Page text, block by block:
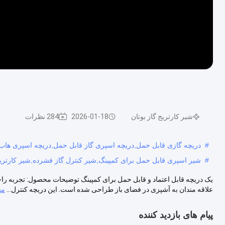
شیر کارتریج گاز بوتان 2026-01-18 284 نظرات
# دریچه گازی قابل حمل,دریچه اسپری گاز قابل حمل,دریچه اسپری
# شیر اسپری قابل حمل برای کمپینگ,شیر کنترل گاز فشرده,شیر
یک دریچه قابل اعتماد و قابل حمل برای کمپینگ توضیحات محصول: تجربه
علاقه مندان به آشپزی در فضای باز طراحی شده است. این دریچه کنترل...
پیام های بازدید کننده